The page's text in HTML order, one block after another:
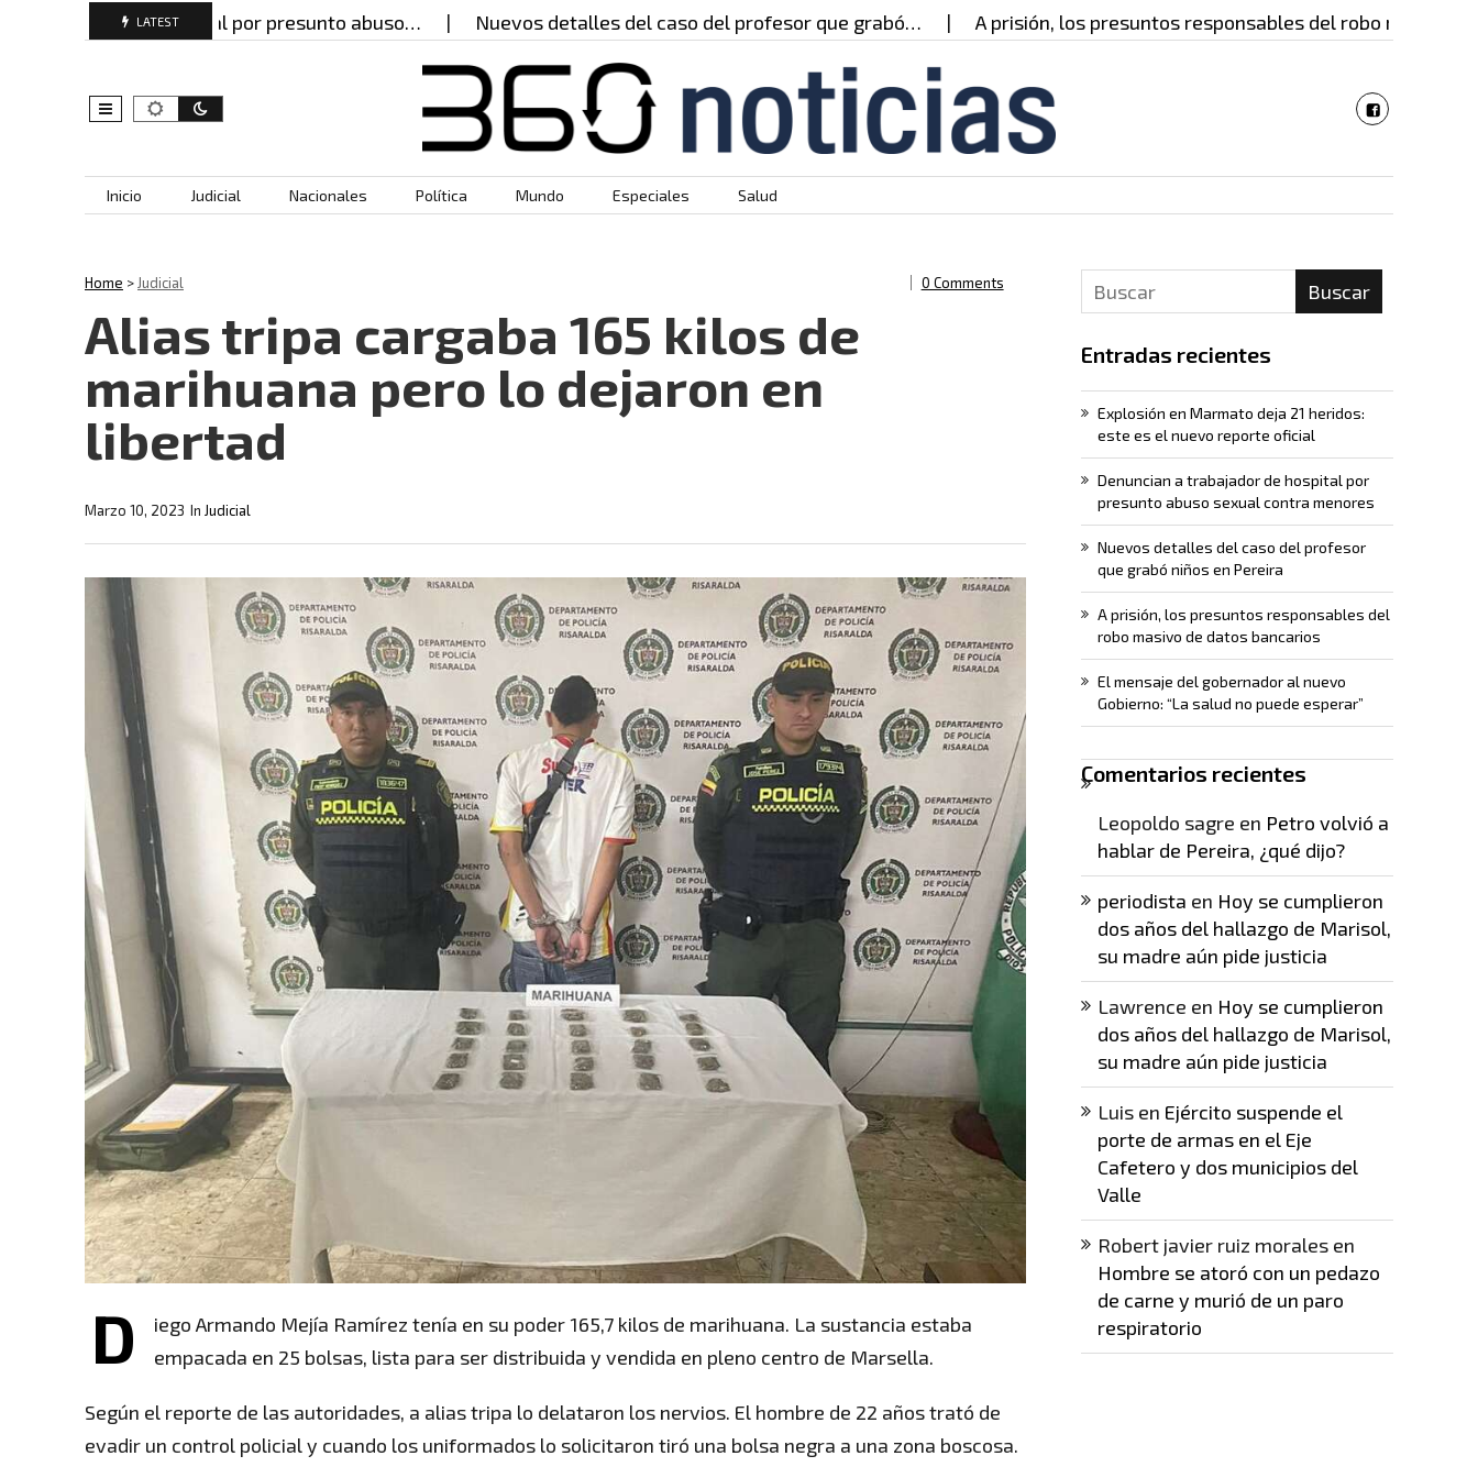
LATEST
de hospital por presunto abuso… Nuevos detalles del caso del profesor que grabó… A prisión, los presuntos responsables del robo masivo…
Skip to content
Inicio Judicial Nacionales Política Mundo Especiales Salud
Home >Judicial 0 Comments
Alias tripa cargaba 165 kilos de
marihuana pero lo dejaron en
libertad
In Judicial
Marzo 10, 2023
D
iego Armando Mejía Ramírez tenía en su poder 165,7 kilos de marihuana. La sustancia estaba
empacada en 25 bolsas, lista para ser distribuida y vendida en pleno centro de Marsella.
Según el reporte de las autoridades, a alias tripa lo delataron los nervios. El hombre de 22 años trató de
evadir un control policial y cuando los uniformados lo solicitaron tiró una bolsa negra a una zona boscosa.
Buscar
Entradas recientes
Explosión en Marmato deja 21 heridos:
este es el nuevo reporte oficial
Denuncian a trabajador de hospital por
presunto abuso sexual contra menores
Nuevos detalles del caso del profesor
que grabó niños en Pereira
A prisión, los presuntos responsables del
robo masivo de datos bancarios
El mensaje del gobernador al nuevo
Gobierno: “La salud no puede esperar”
Comentarios recientes
Leopoldo sagre en Petro volvió a
hablar de Pereira, ¿qué dijo?
periodista en Hoy se cumplieron
dos años del hallazgo de Marisol,
su madre aún pide justicia
Lawrence en Hoy se cumplieron
dos años del hallazgo de Marisol,
su madre aún pide justicia
Luisen Ejército suspende el
porte de armas en el Eje
Cafetero y dos municipios del
Valle
Robert javier ruiz moralesen
Hombre se atoró con un pedazo
de carne y murió de un paro
respiratorio